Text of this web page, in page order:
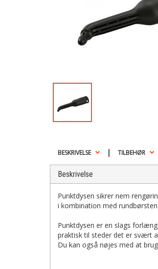
BESKRIVELSE | TILBEHØR
Beskrivelse
Punktdysen sikrer nem
i kombination med
Punktdysen er en slags
praktisk til steder det er svært
Du kan også nøjes med at